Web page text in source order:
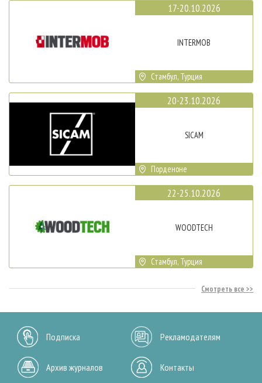
17-20.10.2026
INTERMOB
Стамбул, Турция
20-23.10.2026
SICAM
Порденоне
22-25.10.2026
WOODTECH
Стамбул, Турция
Смотреть все
Подписка Рекламодателям
Архив журналов Контакты